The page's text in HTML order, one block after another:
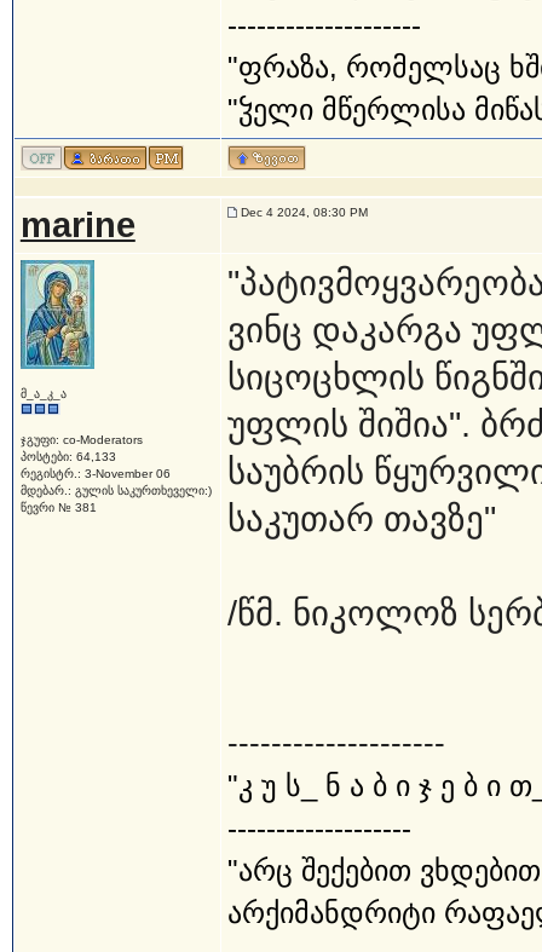
--------------------
"ფრაზა, რომელსაც
"ჴელი მწერლისა
marine Dec 4 2024, 08:30 PM
მ_ა_კ_ა
ჯგუფი: co-Moderators
პოსტები: 64,133
რეგისტრ.: 3-November 06
მდებარ.: გულის საკურთხეველი:)
წევრი № 381
ვინც დაკარგა
სიცოცხლის
უფლის შიშია".
საუბრის
საკუთარ თავზე"
/წმ. ნიკოლოზ
--------------------
"კ უ ს_ ნ ა ბ ი ჯ ე ბ ი
-------------------
"არც შექებით
არქიმანდრიტი